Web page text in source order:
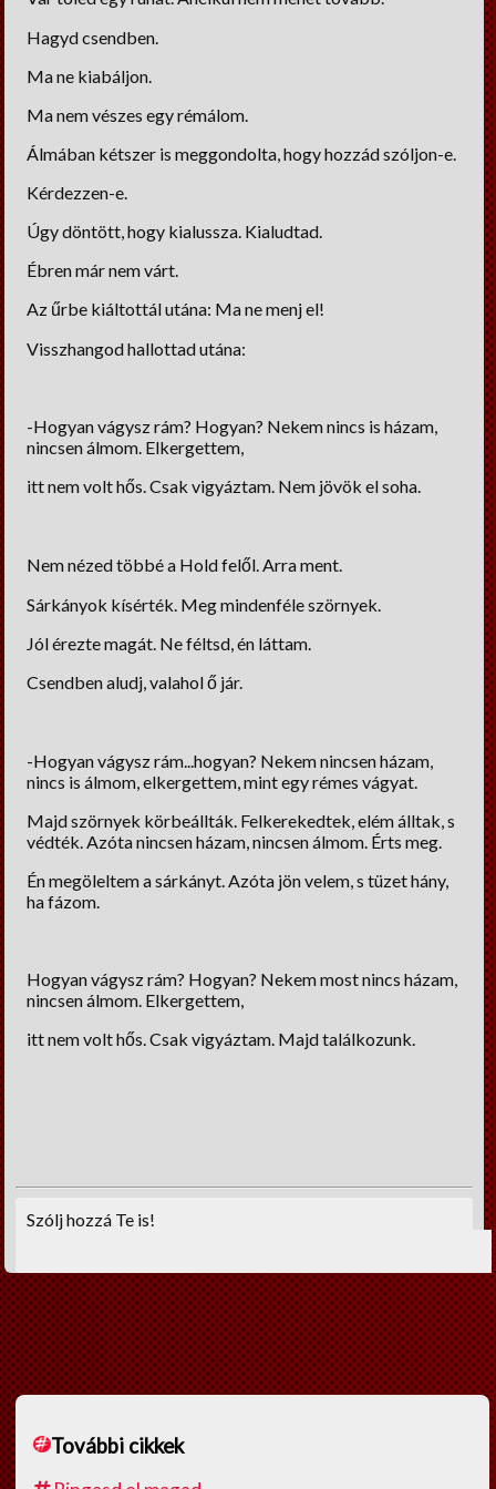
Limonádé
Hagyd csendben.
Ma ne kiabáljon.
Ma nem vészes egy rémálom.
Álmában kétszer is meggondolta, hogy hozzád szóljon-e.
Kérdezzen-e.
Úgy döntött, hogy kialussza. Kialudtad.
Ébren már nem várt.
Az űrbe kiáltottál utána: Ma ne menj el!
Visszhangod hallottad utána:
-Hogyan vágysz rám? Hogyan? Nekem nincs is házam,
nincsen álmom. Elkergettem,
itt nem volt hős. Csak vigyáztam. Nem jövök el soha.
Nem nézed többé a Hold felől. Arra ment.
Sárkányok kísérték. Meg mindenféle szörnyek.
Jól érezte magát. Ne féltsd, én láttam.
Csendben aludj, valahol ő jár.
-Hogyan vágysz rám...hogyan? Nekem nincsen házam,
nincs is álmom, elkergettem, mint egy rémes vágyat.
Majd szörnyek körbeállták. Felkerekedtek, elém álltak, s
védték. Azóta nincsen házam, nincsen álmom. Érts meg.
Én megöleltem a sárkányt. Azóta jön velem, s tüzet hány,
ha fázom.
Hogyan vágysz rám? Hogyan? Nekem most nincs házam,
nincsen álmom. Elkergettem,
itt nem volt hős. Csak vigyáztam. Majd találkozunk.
Szólj hozzá Te is!
További cikkek